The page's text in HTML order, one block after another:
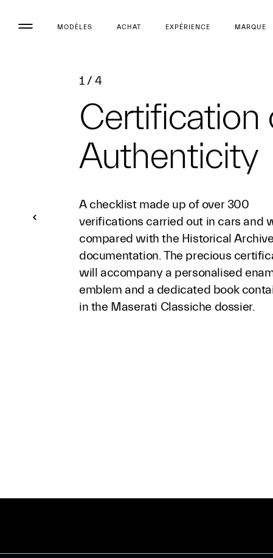
MODÈLES ACHAT EXPÉRIENCE MARQUE
1 / 4
Certification
Authenticity
A checklist made up of over 300
verifications carried out in cars and
compared with the Historical Archive
documentation. The precious
will accompany a personalised
emblem and a dedicated book
in the Maserati Classiche dossier.